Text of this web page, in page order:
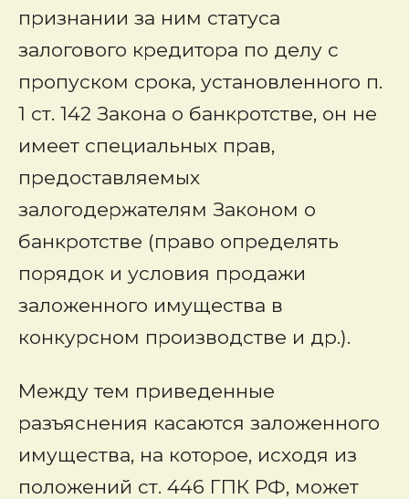
признании за ним статуса
залогового кредитора по делу с
пропуском срока, установленного п.
1 ст. 142 Закона о банкротстве, он не
имеет специальных прав,
предоставляемых
залогодержателям Законом о
банкротстве (право определять
порядок и условия продажи
заложенного имущества в
конкурсном производстве и др.).
Между тем приведенные
разъяснения касаются заложенного
имущества, на которое, исходя из
положений ст. 446 ГПК РФ, может